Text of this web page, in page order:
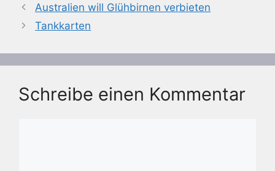
Australien will Glühbirnen verbieten
Tankkarten
Schreibe einen Kommentar